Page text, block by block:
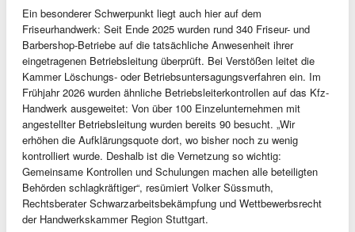
Ein besonderer Schwerpunkt liegt auch hier auf dem
Friseurhandwerk: Seit Ende 2025 wurden rund 340 Friseur- und
Barbershop-Betriebe auf die tatsächliche Anwesenheit ihrer
eingetragenen Betriebsleitung überprüft. Bei Verstößen leitet die
Kammer Löschungs- oder Betriebsuntersagungsverfahren ein. Im
Frühjahr 2026 wurden ähnliche Betriebsleiterkontrollen auf das Kfz-
Handwerk ausgeweitet: Von über 100 Einzelunternehmen mit
angestellter Betriebsleitung wurden bereits 90 besucht. „Wir
erhöhen die Aufklärungsquote dort, wo bisher noch zu wenig
kontrolliert wurde. Deshalb ist die Vernetzung so wichtig:
Gemeinsame Kontrollen und Schulungen machen alle beteiligten
Behörden schlagkräftiger“, resümiert Volker Süssmuth,
Rechtsberater Schwarzarbeitsbekämpfung und Wettbewerbsrecht
der Handwerkskammer Region Stuttgart.